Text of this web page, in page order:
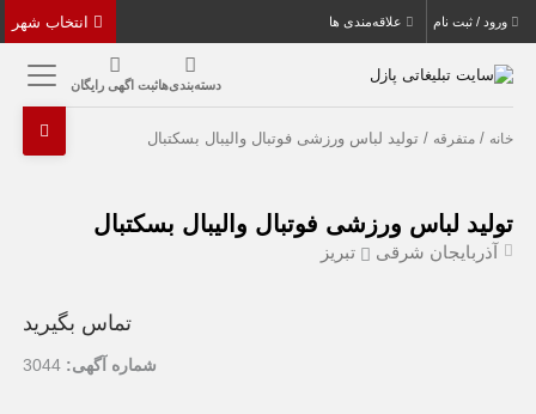
ورود / ثبت نام علاقه‌مندی ها
دسته‌بندی‌هاثبت اگهی رایگان
خانه /متفرقه / تولید لباس ورزشی فوتبال والیبال بسکتبال
تولید لباس ورزشی فوتبال والیبال بسکتبال
آذربایجان شرقی تبریز
تماس بگیرید
شماره آگهی: 3044